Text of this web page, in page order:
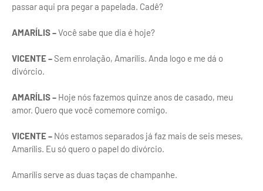
passar aqui pra pegar a papelada. Cadê?
AMARÍLIS –Você sabe que dia é hoje?
VICENTE – Sem enrolação, Amarílis. Anda logo e me dá o
divórcio.
AMARÍLIS – Hoje nós fazemos quinze anos de casado, meu
amor. Quero que você comemore comigo.
VICENTE – Nós estamos separados já faz mais de seis meses,
Amarílis. Eu só quero o papel do divórcio.
Amarílis serve as duas taças de champanhe.